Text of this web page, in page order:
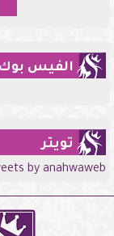
الفيس بوك
تويتر
by anahwaweb